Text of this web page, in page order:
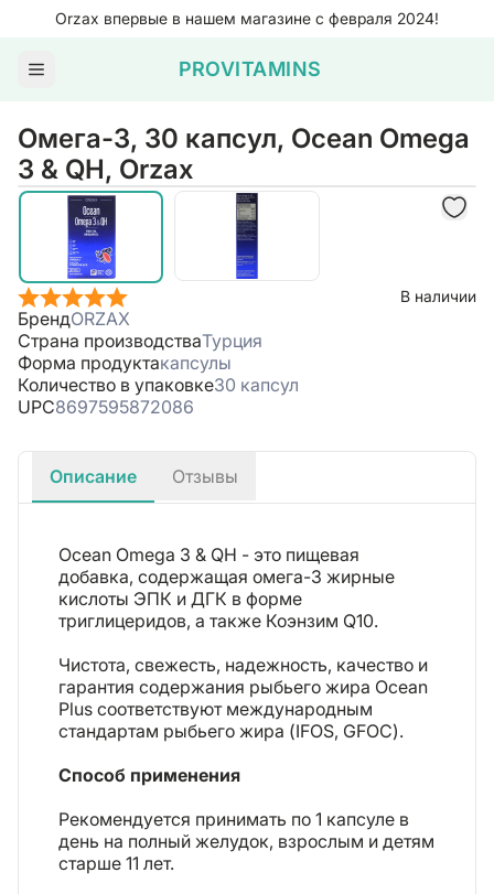
Orzax впервые в нашем магазине с февраля 2024!
PROVITAMINS
Омега-3, 30 капсул, Ocean Omega
3 & QH, Orzax
В наличии
БрендORZAX
Страна производстваТурция
Форма продуктакапсулы
Количество в упаковке30 капсул
UPC8697595872086
Описание Отзывы
Ocean Omega 3 & QH - это пищевая
добавка, содержащая омега-3 жирные
кислоты ЭПК и ДГК в форме
триглицеридов, а также Коэнзим Q10.
Чистота, свежесть, надежность, качество и
гарантия содержания рыбьего жира Ocean
Plus соответствуют международным
стандартам рыбьего жира (IFOS, GFOC).
Способ применения
Рекомендуется принимать по 1 капсуле в
день на полный желудок, взрослым и детям
старше 11 лет.